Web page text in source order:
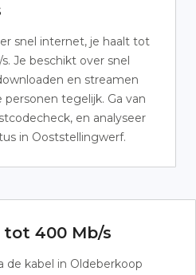
snel internet, je haalt tot
Je beschikt over snel
en streamen
tegelijk. Ga van
en analyseer
in Ooststellingwerf.
tot 400 Mb/s
de kabel in Oldeberkoop